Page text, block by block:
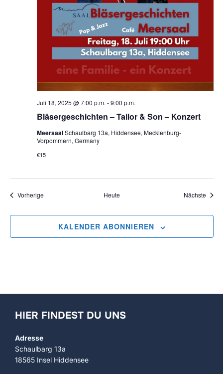
Bläsergeschichten – Tailor & Son – Konzert
Juli 18, 2025 @ 7:00 p.m. -9:00 p.m.
MeersaalSchaulbarg 13a, Hiddensee, Mecklenburg-
Vorpommern, Germany
€15
VorherigeVeranstaltungen Heute Nächste
KALENDER ABONNIEREN
HIER FINDEST DU UNS
Adresse
Schaulbarg 13a
18565 Insel Hiddensee